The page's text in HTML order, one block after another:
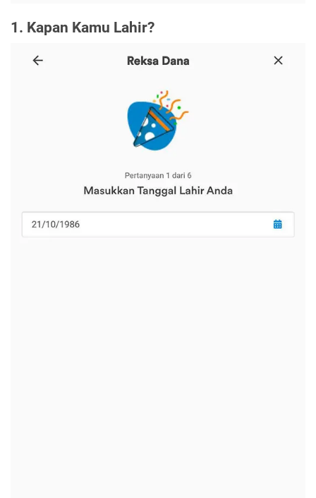
1. Kapan Kamu Lahir?